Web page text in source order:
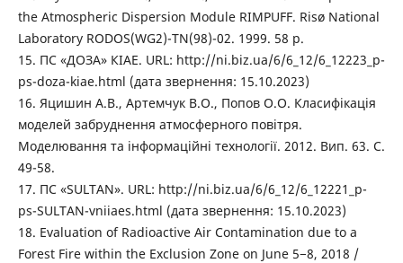
the Atmospheric Dispersion Module RIMPUFF. Risø National
Laboratory RODOS(WG2)-TN(98)-02. 1999. 58 p.
15. ПС «ДОЗА» КІАЕ. URL: http://ni.biz.ua/6/6_12/6_12223_p-
ps-doza-kiae.html (дата звернення: 15.10.2023)
16. Яцишин А.В., Артемчук В.О., Попов О.О. Класифікація
моделей забруднення атмосферного повітря.
Моделювання та інформаційні технології. 2012. Вип. 63. С.
49-58.
17. ПС «SULTAN». URL: http://ni.biz.ua/6/6_12/6_12221_p-
ps-SULTAN-vniiaes.html (дата звернення: 15.10.2023)
18. Evaluation of Radioactive Air Contamination due to a
Forest Fire within the Exclusion Zone on June 5−8, 2018 /